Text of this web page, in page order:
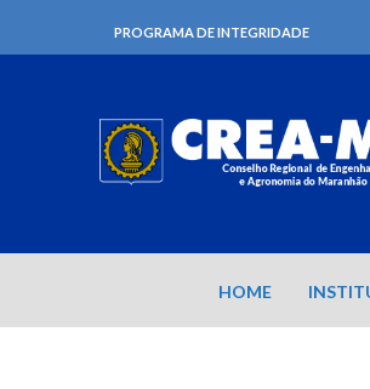
PROGRAMA DE INTEGRIDADE
HOME